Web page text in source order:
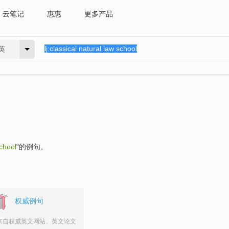
云笔记 惠惠 更多产品
"的例句。
权威例句
自权威英文网站、英文论文